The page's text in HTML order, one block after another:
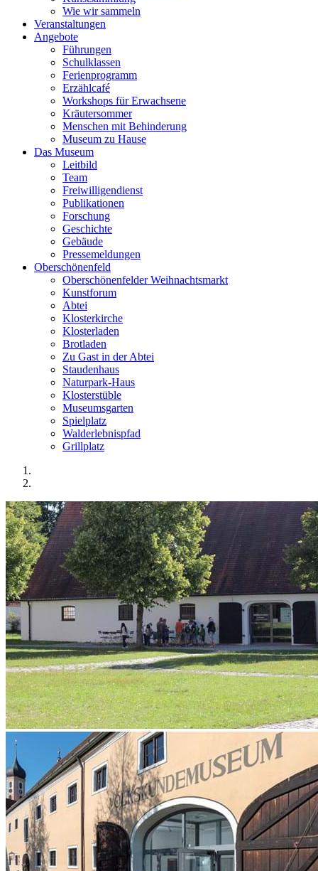
Wie wir sammeln
Veranstaltungen
Angebote
Führungen
Schulklassen
Ferienprogramm
Erzählcafé
Workshops für Erwachsene
Kräutersommer
Menschen mit Behinderung
Museum zu Hause
Das Museum
Leitbild
Team
Freiwilligendienst
Publikationen
Forschung
Geschichte
Gebäude
Pressemeldungen
Oberschönenfeld
Oberschönenfelder Weihnachtsmarkt
Kunstforum
Abtei
Klosterkirche
Klosterladen
Brotladen
Zu Gast in der Abtei
Staudenhaus
Naturpark-Haus
Klosterstüble
Museumsgarten
Spielplatz
Walderlebnispfad
Grillplatz